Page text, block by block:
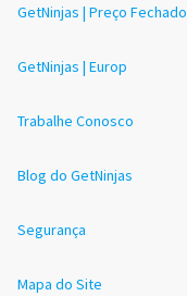
GetNinjas | Preço Fechado
GetNinjas | Europ
Trabalhe Conosco
Blog do GetNinjas
Segurança
Mapa do Site